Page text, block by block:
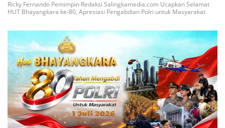
Ricky Fernando Pemimpin Redaksi Salingkamedia.com Ucapkan Selamat
HUT Bhayangkara ke-80, Apresiasi Pengabdian Polri untuk Masyarakat